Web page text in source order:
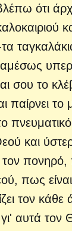
ότι
σου το
παίρνει το
και
πονηρό,
πως
τον
αυτά τον